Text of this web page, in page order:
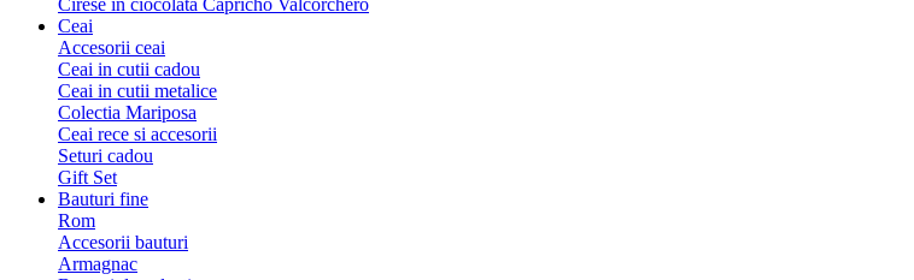
Cirese in ciocolata Capricho Valcorchero
Ceai
Accesorii ceai
Ceai in cutii cadou
Ceai in cutii metalice
Colectia Mariposa
Ceai rece si accesorii
Seturi cadou
Gift Set
Bauturi fine
Rom
Accesorii bauturi
Armagnac